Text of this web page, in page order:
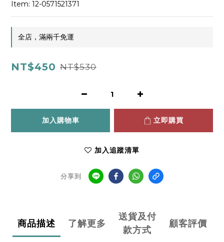
Item: 12-0571521371
全店，滿兩千免運
NT$450 NT$530
加入購物車 立即購買
加入追蹤清單
分享到
商品描述 了解更多
送貨及付
款方式
顧客評價